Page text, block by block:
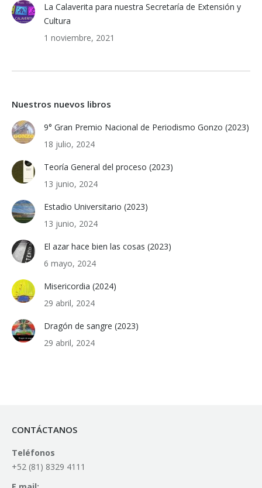
La Calaverita para nuestra Secretaría de Extensión y
Cultura
1 noviembre, 2021
Nuestros nuevos libros
9° Gran Premio Nacional de Periodismo Gonzo (2023)
18 julio, 2024
Teoría General del proceso (2023)
13 junio, 2024
Estadio Universitario (2023)
13 junio, 2024
El azar hace bien las cosas (2023)
6 mayo, 2024
Misericordia (2024)
29 abril, 2024
Dragón de sangre (2023)
29 abril, 2024
CONTÁCTANOS
Teléfonos
+52 (81) 8329 4111